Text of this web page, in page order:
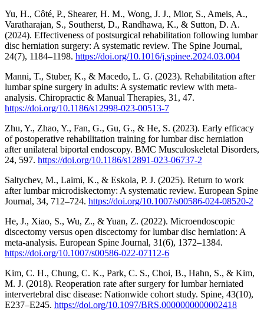
Yu, H., Côté, P., Shearer, H. M., Wong, J. J., Mior, S., Ameis, A.,
Varatharajan, S., Southerst, D., Randhawa, K., & Sutton, D. A.
(2024). Effectiveness of postsurgical rehabilitation following lumbar
disc herniation surgery: A systematic review. The Spine Journal,
24(7), 1184–1198. https://doi.org/10.1016/j.spinee.2024.03.004
Manni, T., Stuber, K., & Macedo, L. G. (2023). Rehabilitation after
lumbar spine surgery in adults: A systematic review with meta-
analysis. Chiropractic & Manual Therapies, 31, 47.
https://doi.org/10.1186/s12998-023-00513-7
Zhu, Y., Zhao, Y., Fan, G., Gu, G., & He, S. (2023). Early efficacy
of postoperative rehabilitation training for lumbar disc herniation
after unilateral biportal endoscopy. BMC Musculoskeletal Disorders,
24, 597. https://doi.org/10.1186/s12891-023-06737-2
Saltychev, M., Laimi, K., & Eskola, P. J. (2025). Return to work
after lumbar microdiskectomy: A systematic review. European Spine
Journal, 34, 712–724. https://doi.org/10.1007/s00586-024-08520-2
He, J., Xiao, S., Wu, Z., & Yuan, Z. (2022). Microendoscopic
discectomy versus open discectomy for lumbar disc herniation: A
meta-analysis. European Spine Journal, 31(6), 1372–1384.
https://doi.org/10.1007/s00586-022-07112-6
Kim, C. H., Chung, C. K., Park, C. S., Choi, B., Hahn, S., & Kim,
M. J. (2018). Reoperation rate after surgery for lumbar herniated
intervertebral disc disease: Nationwide cohort study. Spine, 43(10),
E237–E245. https://doi.org/10.1097/BRS.0000000000002418